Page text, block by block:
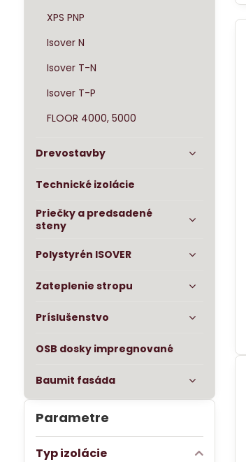
Parametre
Typ izolácie
XPS PNP
Isover N
Isover T-N
Isover T-P
FLOOR 4000, 5000
Drevostavby
Technické izolácie
Priečky a predsadené
steny
Polystyrén ISOVER
Zateplenie stropu
Príslušenstvo
OSB dosky impregnované
Baumit fasáda